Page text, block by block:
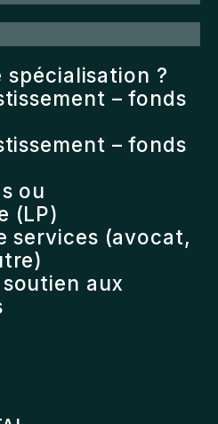
?
– fonds
– fonds
ou
(LP)
services (avocat,
aux